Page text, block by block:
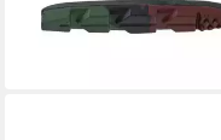
Paar
ab 11,97 €